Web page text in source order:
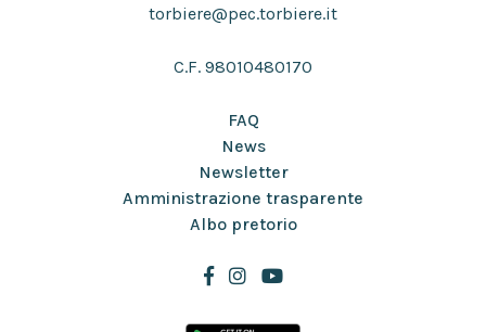
torbiere@pec.torbiere.it
C.F. 98010480170
FAQ
News
Newsletter
Amministrazione trasparente
Albo pretorio